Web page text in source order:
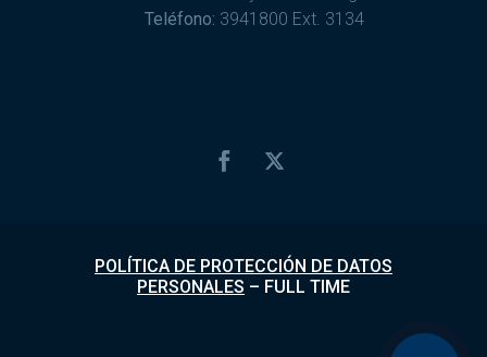
Teléfono: 3941800 Ext. 3134
POLÍTICA DE PROTECCIÓN DE DATOS
PERSONALES – FULL TIME